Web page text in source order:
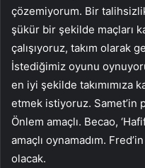
çözemiyorum. Bir
şükür bir şekilde maçları
çalışıyoruz, takım olarak
İstediğimiz oyunu
en iyi şekilde takımımıza
etmek istiyoruz. Samet’in
Önlem amaçlı. Becao,
amaçlı oynamadım.
olacak.